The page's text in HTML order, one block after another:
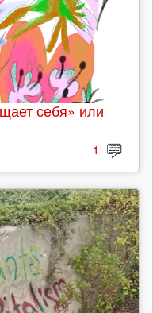
себя» или
1